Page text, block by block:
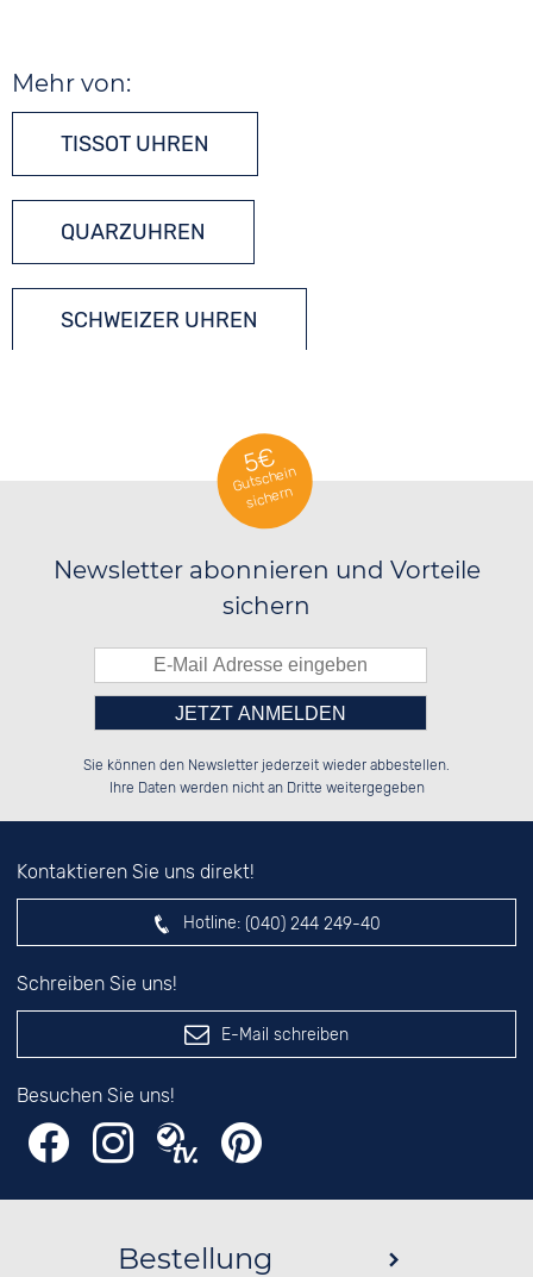
Mehr von:
TISSOT UHREN
QUARZUHREN
SCHWEIZER UHREN
5€
Gutschein
sichern
Newsletter abonnieren und Vorteile
sichern
░░░░██░░██░░░░░░░░░░██░░░░░░██░░
░░████░░██████░░░░████░░░░████░░
░░░░██░░░░░░██░░██░░░░░░░░░░██░░
Bitte tragen Sie die Zahl in
das nebenstehende Feld ein.
Sie können den Newsletter jederzeit wieder abbestellen.
Ihre Daten werden nicht an Dritte weitergegeben
Kontaktieren Sie uns direkt!
Hotline: (040) 244 249-40
Schreiben Sie uns!
E-Mail schreiben
Besuchen Sie uns!
Bestellung